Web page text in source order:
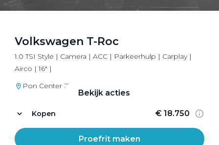
Bekijk acties
Volkswagen T-Roc
1.0 TSI Style | Camera | ACC | Parkeerhulp | Carplay |
Airco | 16" |
Pon Center Zeist
Kopen € 18.750
Proefrit maken